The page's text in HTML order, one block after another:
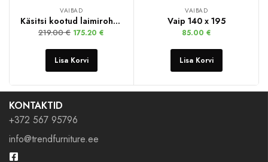
VAIBAD
Käsitsi kootud laimiroheline viskoosvaip Jane
219.00€ 175.20 €
Lisa Korvi
VAIBAD
Vaip 140 x 195
85.00 €
Lisa Korvi
KONTAKTID
+372 567 95796
info@trendfurniture.ee